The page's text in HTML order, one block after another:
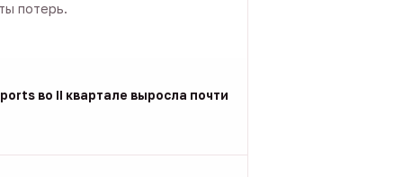
потерь.
во II квартале выросла почти